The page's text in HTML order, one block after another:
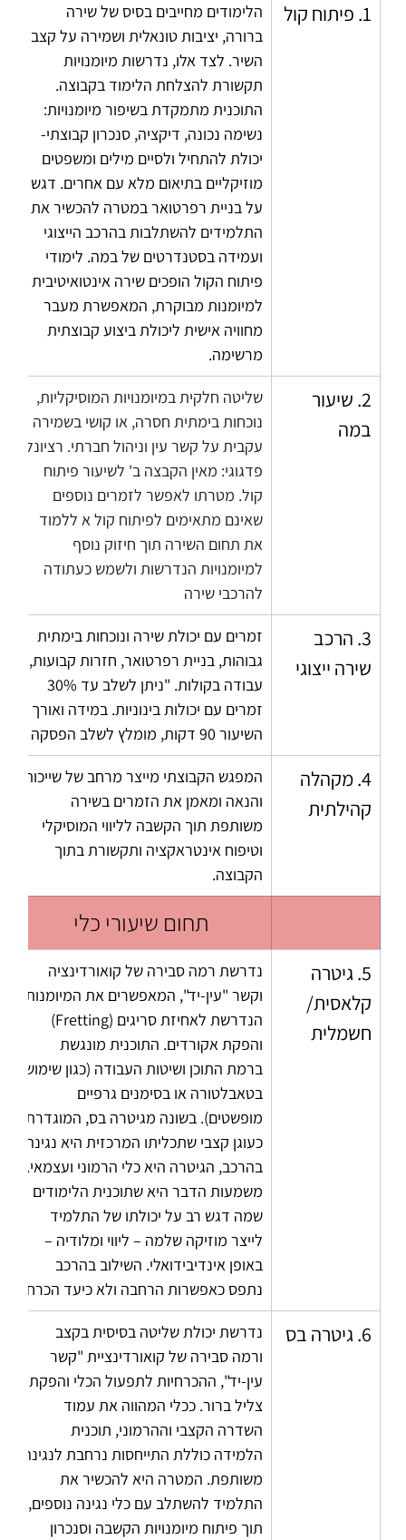
1. פיתוח קול
הלימודים מחייבים בסיס של שירה
ברורה, יציבות טונאלית ושמירה על קצב
השיר. לצד אלו, נדרשות מיומנויות
תקשורת להצלחת הלימוד בקבוצה.
התוכנית מתמקדת בשיפור מיומנויות:
נשימה נכונה, דיקציה, סנכרון קבוצתי-
יכולת להתחיל ולסיים מילים ומשפטים
מוזיקליים בתיאום מלא עם אחרים. דגש
על בניית רפרטואר במטרה להכשיר את
התלמידים להשתלבות בהרכב הייצוגי
ועמידה בסטנדרטים של במה. לימודי
פיתוח הקול הופכים שירה אינטואיטיבית
למיומנות מבוקרת, המאפשרת מעבר
מחוויה אישית ליכולת ביצוע קבוצתית
מרשימה.
2. שיעור
במה
שליטה חלקית במיומנויות המוסיקליות,
נוכחות בימתית חסרה, או קושי בשמירה
עקבית על קשר עין וניהול חברתי. רציונל
פדגוגי: מאין הקבצה ב' לשיעור פיתוח
קול. מטרתו לאפשר לזמרים נוספים
שאינם מתאימים לפיתוח קול א ללמוד
את תחום השירה תוך חיזוק נוסף
למיומנויות הנדרשות ולשמש כעתודה
להרכבי שירה
3. הרכב
שירה ייצוגי
זמרים עם יכולת שירה ונוכחות בימתית
גבוהות, בניית רפרטואר, חזרות קבועות,
זמרים עם יכולות בינוניות. במידה ואורך
השיעור 90 דקות, מומלץ לשלב הפסקה
4. מקהלה
קהילתית
המפגש הקבוצתי מייצר מרחב של שייכות
והנאה ומאמן את הזמרים בשירה
משותפת תוך הקשבה לליווי המוסיקלי
וטיפוח אינטראקציה ותקשורת בתוך
הקבוצה.
תחום שיעורי כלי
5. גיטרה
קלאסית/
חשמלית
נדרשת רמה סבירה של קואורדינציה
וקשר "עין-יד", המאפשרים את המיומנות
הנדרשת לאחיזת סריגים (Fretting)
והפקת אקורדים. התוכנית מונגשת
ברמת התוכן ושיטות העבודה (כגון שימוש
בטאבלטורה או בסימנים גרפיים
מופשטים). בשונה מגיטרה בס, המוגדרת
כעוגן קצבי שתכליתו המרכזית היא נגינה
בהרכב, הגיטרה היא כלי הרמוני ועצמאי.
משמעות הדבר היא שתוכנית הלימודים
שמה דגש רב על יכולתו של התלמיד
לייצר מוזיקה שלמה – ליווי ומלודיה –
באופן אינדיבידואלי. השילוב בהרכב
נתפס כאפשרות הרחבה ולא כיעד הכרחי.
6. גיטרה בס
נדרשת יכולת שליטה בסיסית בקצב
ורמה סבירה של קואורדינציית "קשר
עין-יד", ההכרחיות לתפעול הכלי והפקת
צליל ברור. ככלי המהווה את עמוד
השדרה הקצבי וההרמוני, תוכנית
הלמידה כוללת התייחסות נרחבת לנגינה
משותפת. המטרה היא להכשיר את
התלמיד להשתלב עם כלי נגינה נוספים,
תוך פיתוח מיומנויות הקשבה וסנכרון